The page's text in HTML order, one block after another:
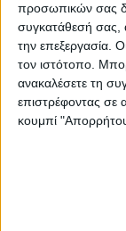
προσωπικών σας
συγκατάθεσή σας,
την επεξεργασία.
τον ιστότοπο.
ανακαλέσετε τη
επιστρέφοντας σε
κουμπί
ΠΑΡΟΜΟΙΑ